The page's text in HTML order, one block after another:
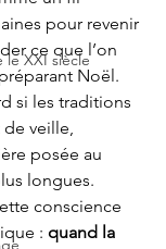
XXI siècle
pour revenir
ce que l’on
Noël.
si les traditions
veille,
posée au
longues.
conscience
: quand la